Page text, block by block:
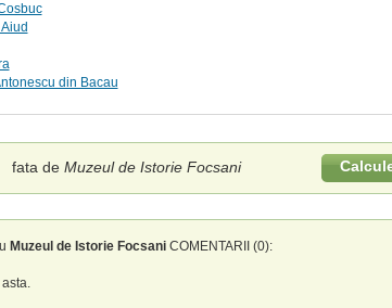
din Bacau
fata de Muzeul de Istorie Focsani
Muzeul de Istorie FocsaniCOMENTARII (0):